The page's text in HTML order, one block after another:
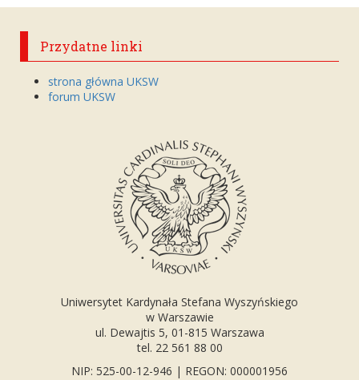
Przydatne linki
strona główna UKSW
forum UKSW
Uniwersytet Kardynała Stefana Wyszyńskiego
w Warszawie
ul. Dewajtis 5, 01-815 Warszawa
tel. 22 561 88 00
NIP: 525-00-12-946 | REGON: 000001956